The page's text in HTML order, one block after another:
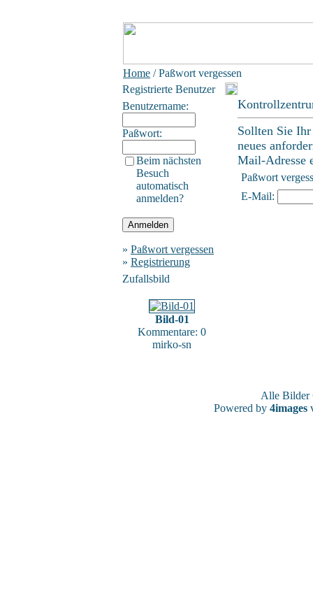
Home / Paßwort vergessen
Registrierte Benutzer
Benutzername:
Paßwort:
Beim nächsten
Besuch
automatisch
anmelden?
» Paßwort vergessen
» Registrierung
Zufallsbild
Bild-01
Kommentare: 0
mirko-sn
Sollten Sie
neues
Mail-Adresse
Paßwort
E-Mail:
Alle
Powered by 4images